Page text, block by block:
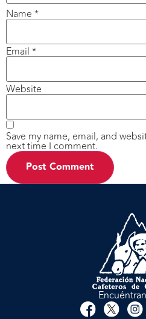
Name *
Email *
Website
Save my name, email, and
next time I comment.